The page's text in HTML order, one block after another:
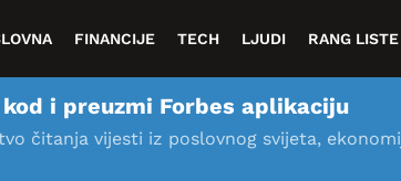
FINANCIJE TECH LJUDI RANG LISTE
i preuzmi Forbes aplikaciju
čitanja vijesti iz poslovnog svijeta,